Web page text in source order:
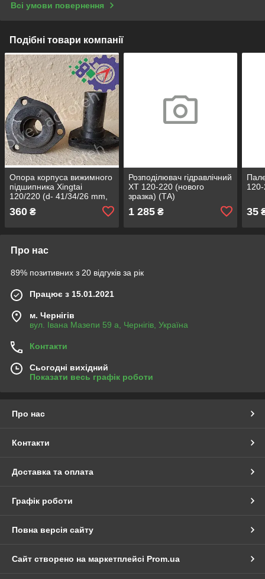
Всі умови повернення
Подібні товари компанії
Опора корпуса вижимного
підшипника Xingtai
120/220 (d- 41/34/26 mm,
360 ₴
Розподілювач гідравлічний
ХТ 120-220 (нового
зразка) (ТА)
1 285₴ 35
Про нас
89% позитивних з 20 відгуків за рік
Працює з 15.01.2021
м. Чернігів
вул. Івана Мазепи 59 а, Чернігів, Україна
Контакти
Сьогодні вихідний
Показати весь графік роботи
Про нас
Контакти
Доставка та оплата
Графік роботи
Повна версія сайту
Сайт створено на маркетплейсі Prom.ua